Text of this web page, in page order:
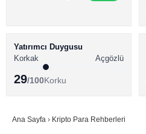
BİTCOİN HABERLERİ
ALTCOİN HABERLERİ
SÖZLÜK
Yatırımcı Duygusu
Korkak
Açgözlü
29/100Korku
Ana Sayfa › Kripto Para Rehberleri